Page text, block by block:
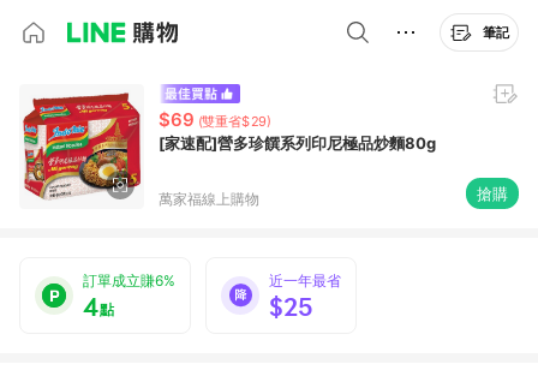
筆記
$69 (雙重省$29)
[家速配]營多珍饌系列印尼極品炒麵80g
萬家福線上購物 搶購
訂單成立賺6%
4點
近一年最省
$25